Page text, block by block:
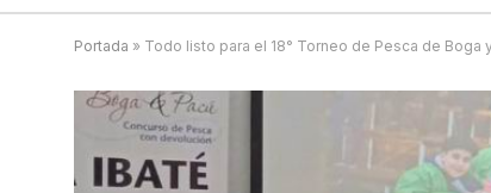
Portada » Todo listo para el 18° Torneo de Pesca de Boga